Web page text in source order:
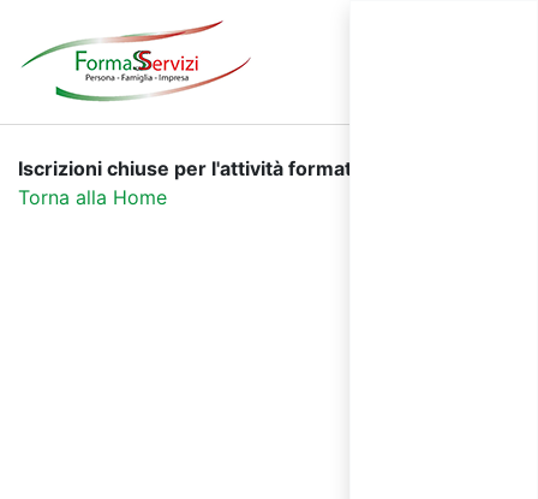
Iscrizioni chiuse per l'attività formativa selezionata.
Torna alla Home